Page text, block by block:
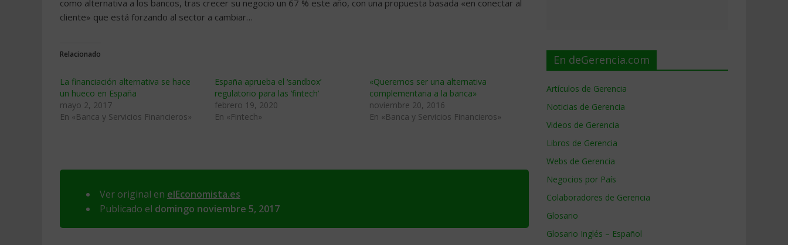
como alternativa a los bancos, tras crecer su negocio un 67 % este año, con una propuesta basada «en conectar al
cliente» que está forzando al sector a cambiar…
Relacionado
La financiación alternativa se hace
un hueco en España
mayo 2, 2017
En «Banca y Servicios Financieros»
España aprueba el ‘sandbox’
regulatorio para las ‘fintech’
febrero 19, 2020
En «Fintech»
«Queremos ser una alternativa
complementaria a la banca»
noviembre 20, 2016
En «Banca y Servicios Financieros»
Ver original en elEconomista.es
Publicado el domingo noviembre 5, 2017
En deGerencia.com
Artículos de Gerencia
Noticias de Gerencia
Videos de Gerencia
Libros de Gerencia
Webs de Gerencia
Negocios por País
Colaboradores de Gerencia
Glosario
Glosario Inglés – Español